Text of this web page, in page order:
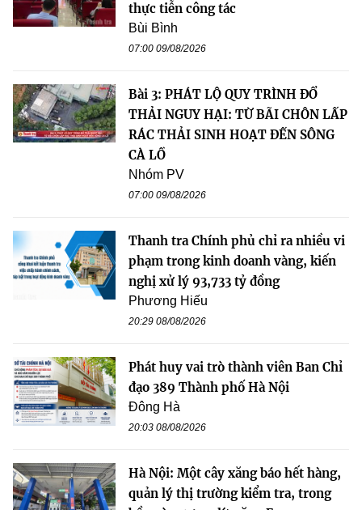
thực tiễn công tác
Bùi Bình
07:00 09/08/2026
Bài 3: PHÁT LỘ QUY TRÌNH ĐỔ
THẢI NGUY HẠI: TỪ BÃI CHÔN LẤP
RÁC THẢI SINH HOẠT ĐẾN SÔNG
CÀ LỒ
Nhóm PV
07:00 09/08/2026
Thanh tra Chính phủ chỉ ra nhiều vi
phạm trong kinh doanh vàng, kiến
nghị xử lý 93,733 tỷ đồng
Phương Hiếu
20:29 08/08/2026
Phát huy vai trò thành viên Ban Chỉ
đạo 389 Thành phố Hà Nội
Đông Hà
20:03 08/08/2026
Hà Nội: Một cây xăng báo hết hàng,
quản lý thị trường kiểm tra, trong